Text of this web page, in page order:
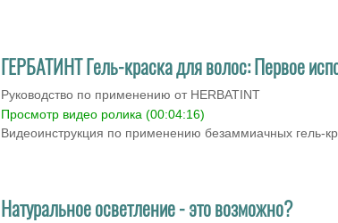
ГЕРБАТИНТ Гель-краска для волос: Первое
Руководство по применению от HERBATINT
Просмотр видео ролика (00:04:16)
Видеоинструкция по применению безаммиачных гель-
Натуральное осветление - это возможно?